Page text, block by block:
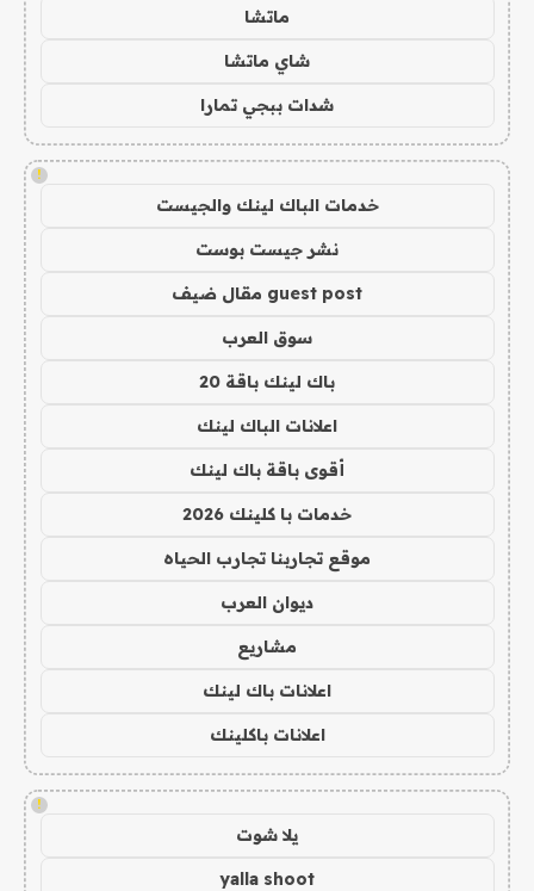
ماتشا
شاي ماتشا
شدات ببجي تمارا
!
خدمات الباك لينك والجيست
نشر جيست بوست
guest post مقال ضيف
سوق العرب
باك لينك باقة 20
اعلانات الباك لينك
أقوى باقة باك لينك
خدمات با كلينك 2026
موقع تجاربنا تجارب الحياه
ديوان العرب
مشاريع
اعلانات باك لينك
اعلانات باكلينك
!
يلا شوت
yalla shoot